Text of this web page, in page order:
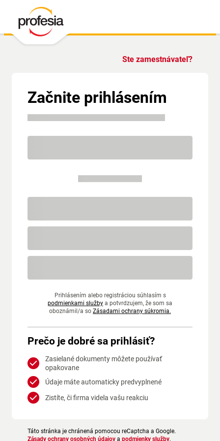
Ste zamestnávateľ?
Začnite prihlásením
Prihlásením alebo registráciou súhlasím s
podmienkami služby a potvrdzujem, že som sa
oboznámil/a so Zásadami ochrany súkromia.
Prečo je dobré sa prihlásiť?
Zasielané dokumenty môžete používať
opakovane
Údaje máte automaticky predvyplnené
Zistíte, či firma videla vašu reakciu
Táto stránka je chránená pomocou reCaptcha a Google.
Zásady ochrany osobných údajov a podmienky služby.